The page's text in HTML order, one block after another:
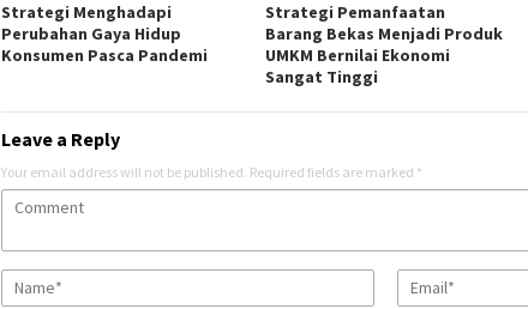
Strategi Menghadapi
Perubahan Gaya Hidup
Konsumen Pasca Pandemi
Strategi Pemanfaatan
Barang Bekas Menjadi Produk
UMKM Bernilai Ekonomi
Sangat Tinggi
Leave a Reply
Your email address will not be published. Required fields are marked *